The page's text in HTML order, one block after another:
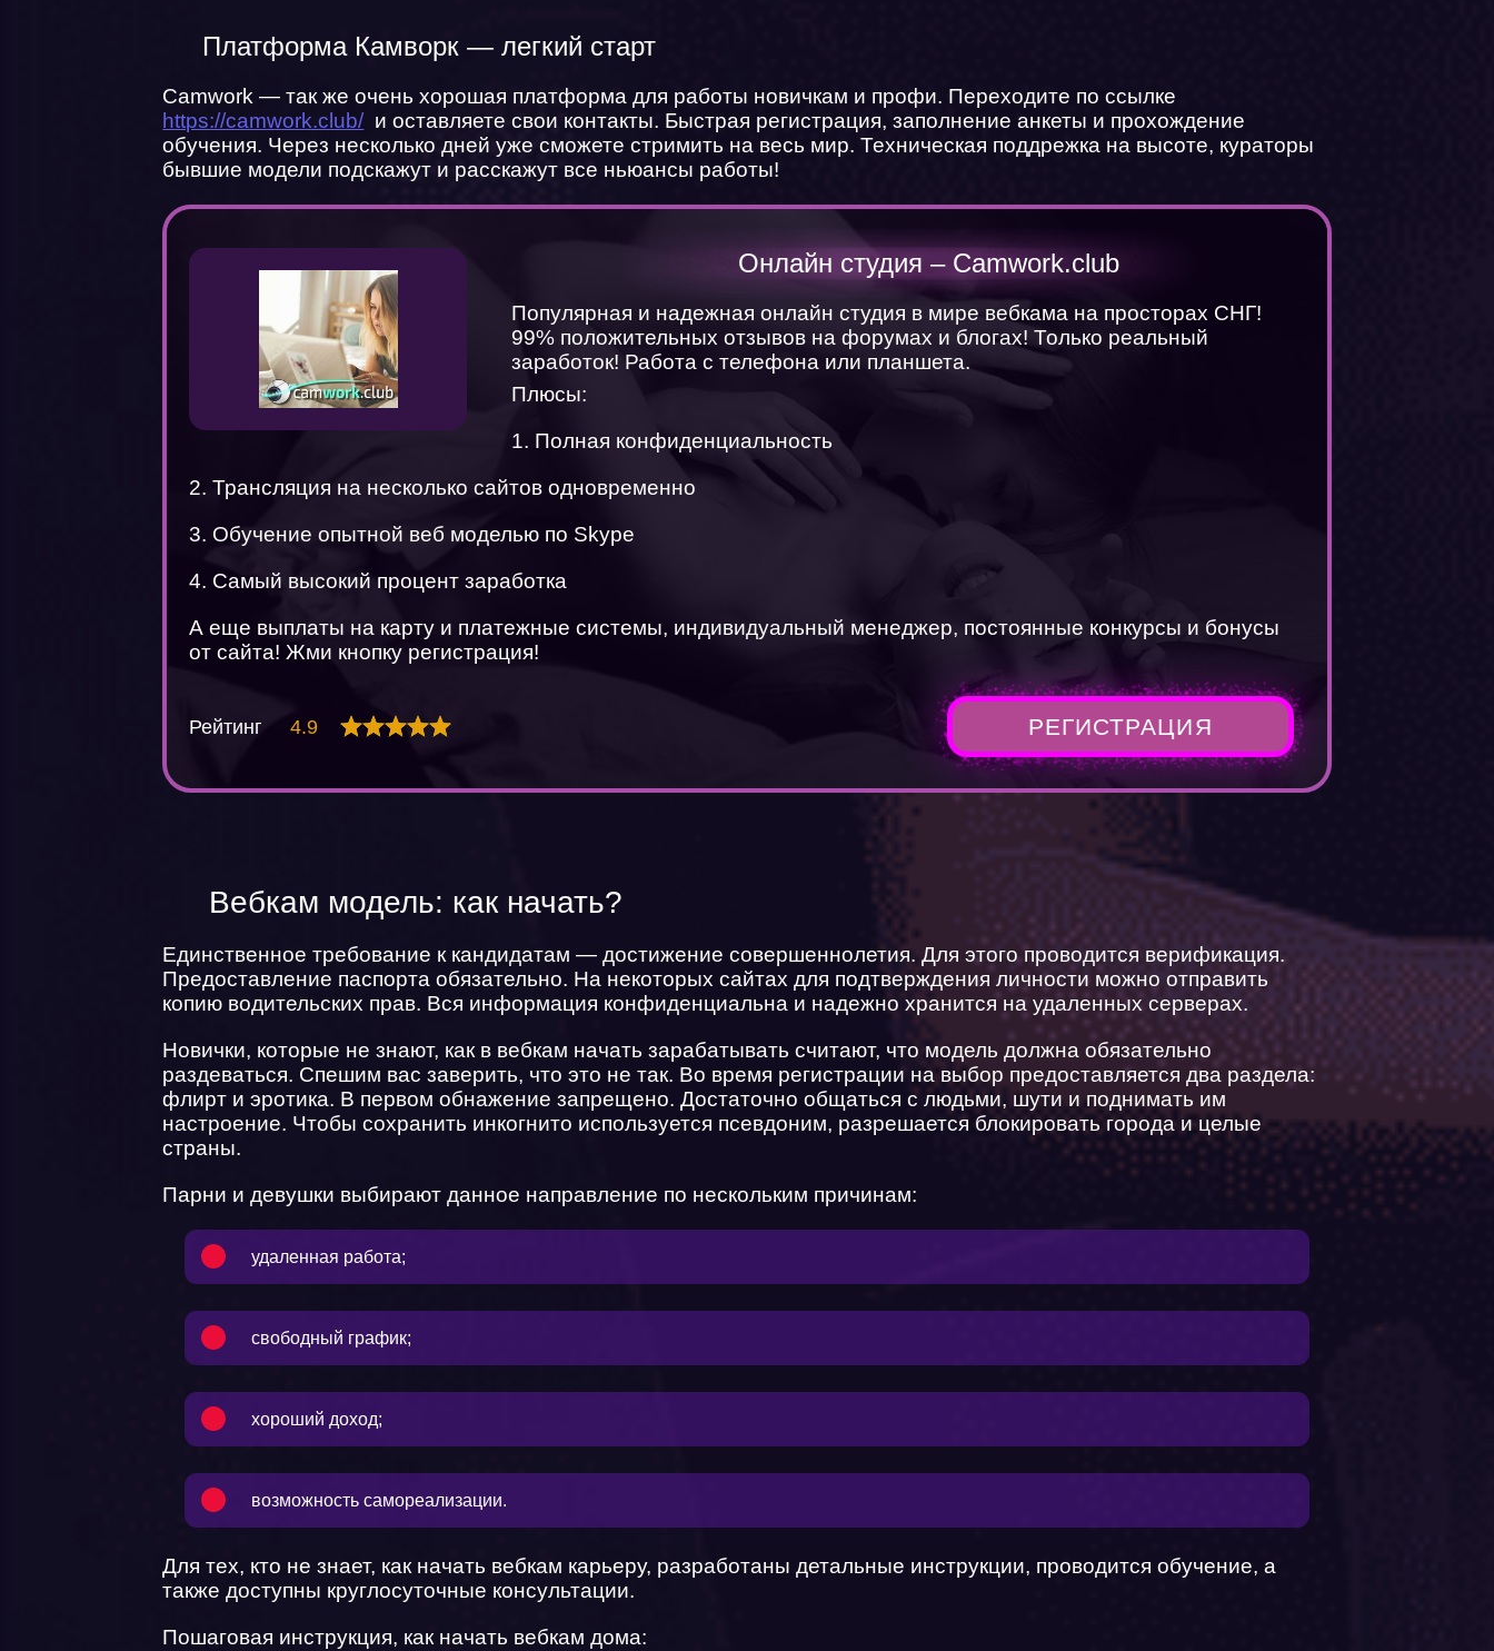
Платформа Камворк — легкий старт
Camwork — так же очень хорошая платформа для работы новичкам и профи. Переходите по ссылке
https://camwork.club/и оставляете свои контакты. Быстрая регистрация, заполнение анкеты и прохождение
обучения. Через несколько дней уже сможете стримить на весь мир. Техническая поддрежка на высоте, кураторы
бывшие модели подскажут и расскажут все ньюансы работы!
Онлайн студия – Camwork.club
Популярная и надежная онлайн студия в мире вебкама на просторах СНГ!
99% положительных отзывов на форумах и блогах! Только реальный
заработок! Работа с телефона или планшета.
Плюсы:
1. Полная конфиденциальность
2. Трансляция на несколько сайтов одновременно
3. Обучение опытной веб моделью по Skype
4. Самый высокий процент заработка
А еще выплаты на карту и платежные системы, индивидуальный менеджер, постоянные конкурсы и бонусы
от сайта! Жми кнопку регистрация!
Рейтинг 4.9 РЕГИСТРАЦИЯ
Вебкам модель: как начать?
Единственное требование к кандидатам — достижение совершеннолетия. Для этого проводится верификация.
Предоставление паспорта обязательно. На некоторых сайтах для подтверждения личности можно отправить
копию водительских прав. Вся информация конфиденциальна и надежно хранится на удаленных серверах.
Новички, которые не знают, как в вебкам начать зарабатывать считают, что модель должна обязательно
раздеваться. Спешим вас заверить, что это не так. Во время регистрации на выбор предоставляется два раздела:
флирт и эротика. В первом обнажение запрещено. Достаточно общаться с людьми, шути и поднимать им
настроение. Чтобы сохранить инкогнито используется псевдоним, разрешается блокировать города и целые
страны.
Парни и девушки выбирают данное направление по нескольким причинам:
удаленная работа;
свободный график;
хороший доход;
возможность самореализации.
Для тех, кто не знает, как начать вебкам карьеру, разработаны детальные инструкции, проводится обучение, а
также доступны круглосуточные консультации.
Пошаговая инструкция, как начать вебкам дома:
Хочешь работать веб моделью в онлайн
студии
или смотреть на красивых веб моделей?
ХОЧУ РАБОТАТЬ